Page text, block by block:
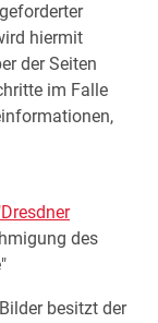
hiermit
der Seiten
im Falle
des
besitzt der